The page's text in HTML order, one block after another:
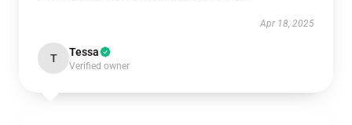
Apr 18, 2025
T Tessa
Verified owner